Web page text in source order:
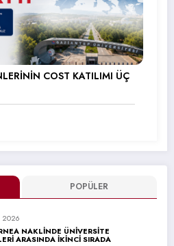
POPÜLER
2026
NAKLİNDE ÜNİVERSİTE
ARASINDA İKİNCİ SIRADA
COST KATILIMI ÜÇ